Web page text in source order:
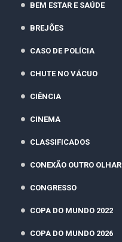
BEM ESTAR E SAÚDE
BREJÕES
CASO DE POLÍCIA
CHUTE NO VÁCUO
CIÊNCIA
CINEMA
CLASSIFICADOS
CONEXÃO OUTRO OLHAR
CONGRESSO
COPA DO MUNDO 2022
COPA DO MUNDO 2026